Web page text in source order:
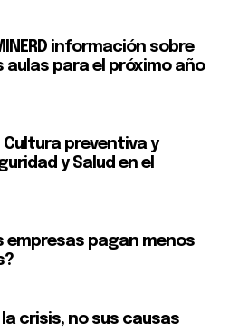
información sobre
aulas para el próximo año
preventiva y
y Salud en el
empresas pagan menos
crisis, no sus causas